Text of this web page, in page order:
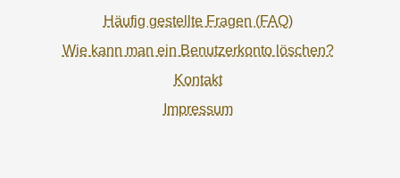
Häufig gestellte Fragen (FAQ)
Wie kann man ein Benutzerkonto löschen?
Kontakt
Impressum